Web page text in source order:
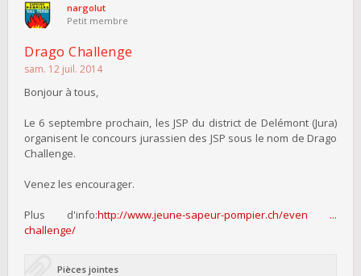
nargolut
Petit membre
Drago Challenge
sam. 12 juil. 2014
Bonjour à tous,
Le 6 septembre prochain, les JSP du district de Delémont (Jura)
organisent le concours jurassien des JSP sous le nom de Drago
Challenge.
Venez les encourager.
Plus d'info:http://www.jeune-sapeur-pompier.ch/even ...
challenge/
Pièces jointes